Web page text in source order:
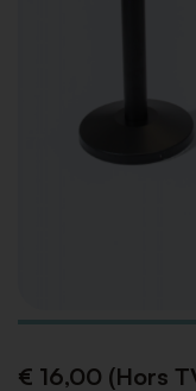
€ 16,00 (Hors